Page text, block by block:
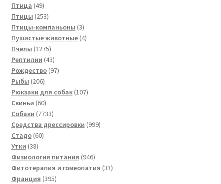
Птица 4949
товаров
Птицы 253253
товара
Птицы-компаньоны 33
товара
Пушистые животные 44
Пчелы 12751275
товаров
Рептилии 4343
товара
Рождество 9797
Рыбы 206206
товаров
Рюкзаки для собак 107107
Свиньи 6060
товаров
Собаки 77337733
товара
Средства дрессировки 999999
Стадо 6060
Утки 3838
товаров
Физиология питания 946946
товаров
Фитотерапия и гомеопатия 3131
Франция 395395